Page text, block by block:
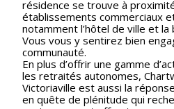
résidence se trouve à
établissements commerciaux
notamment l’hôtel de ville et la
Vous vous y sentirez bien
communauté.
En plus d’offrir une gamme
les retraités autonomes,
Victoriaville est aussi la
en quête de plénitude qui